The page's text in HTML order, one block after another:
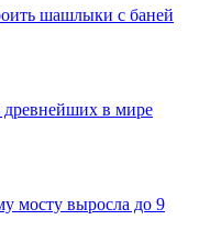
шашлыки с баней
в мире
мосту выросла до 9